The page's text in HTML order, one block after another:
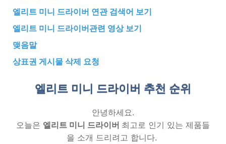
엘리트 미니 드라이버 연관 검색어 보기
엘리트 미니 드라이버관련 영상 보기
맺음말
상표권 게시물 삭제 요청
엘리트 미니 드라이버 추천 순위
안녕하세요.
오늘은 엘리트 미니 드라이버 최고로 인기 있는 제품들
을 소개 드리려고 합니다.